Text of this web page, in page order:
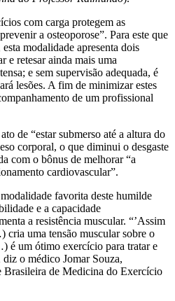
com carga protegem as
a osteoporose”. Para este que
modalidade apresenta dois
e retesar ainda mais uma
e sem supervisão adequada, é
lesões. A fim de minimizar estes
de um profissional
de “estar submerso até a altura do
corporal, o que diminui o desgaste
com o bônus de melhorar “a
cardiovascular”.
favorita deste humilde
e a capacidade
a resistência muscular. “’Assim
uma tensão muscular sobre o
é um ótimo exercício para tratar e
diz o médico Jomar Souza,
Brasileira de Medicina do Exercício